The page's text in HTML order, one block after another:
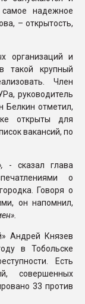
надежное
– открытость,
организаций и
такой крупный
Член
руководитель
Белкин отметил,
открыты для
вакансий, по
- сказал глава
о
Говоря о
он напомнил,
Андрей Князев
в Тобольске
Есть
совершенных
33 против